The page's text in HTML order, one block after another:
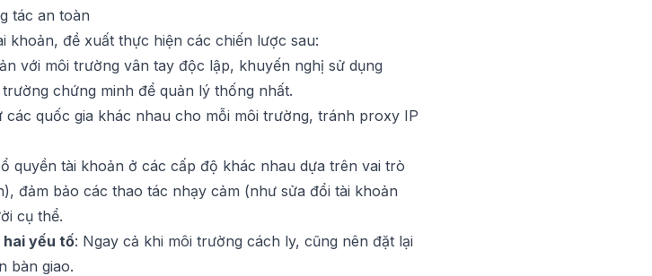
tác an toàn
khoản, đề xuất thực hiện các chiến lược sau:
với môi trường vân tay độc lập, khuyến nghị sử dụng
chứng minh để quản lý thống nhất.
các quốc gia khác nhau cho mỗi môi trường, tránh proxy IP
quyền tài khoản ở các cấp độ khác nhau dựa trên vai trò
đảm bảo các thao tác nhạy cảm (như sửa đổi tài khoản
cụ thể.
yếu tố: Ngay cả khi môi trường cách ly, cũng nên đặt lại
bàn giao.